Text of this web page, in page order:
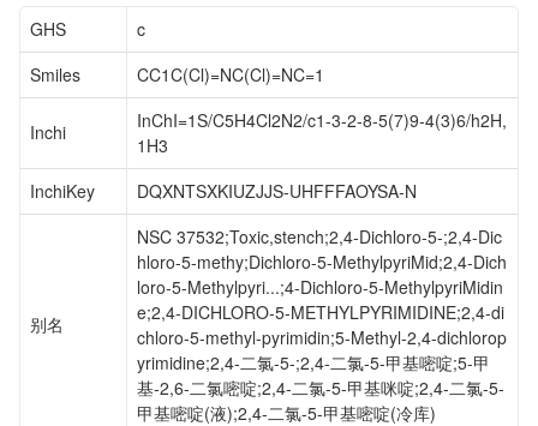
GHS
c
Smiles
CC1C(Cl)=NC(Cl)=NC=1
Inchi
InChI=1S/C5H4Cl2N2/c1-3-2-8-5(7)9-4(3)6/h2H,
1H3
InchiKey
DQXNTSXKIUZJJS-UHFFFAOYSA-N
别名
NSC 37532;Toxic,stench;2,4-Dichloro-5-;2,4-Dic
hloro-5-methy;Dichloro-5-MethylpyriMid;2,4-Dich
loro-5-Methylpyri...;4-Dichloro-5-MethylpyriMidin
e;2,4-DICHLORO-5-METHYLPYRIMIDINE;2,4-di
chloro-5-methyl-pyrimidin;5-Methyl-2,4-dichlorop
yrimidine;2,4-二氯-5-;2,4-二氯-5-甲基嘧啶;5-甲
基-2,6-二氯嘧啶;2,4-二氯-5-甲基咪啶;2,4-二氯-5-
甲基嘧啶(液);2,4-二氯-5-甲基嘧啶(冷库)